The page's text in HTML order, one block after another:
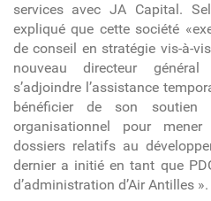
services avec JA Capital.
expliqué que cette société
de conseil en stratégie vis-à-
nouveau directeur
s’adjoindre l’assistance
bénéficier de son soutien
organisationnel pour
dossiers relatifs au
dernier a initié en tant que
d’administration d’Air Antilles ».